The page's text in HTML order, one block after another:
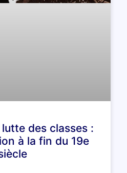
des classes :
à la fin du 19e